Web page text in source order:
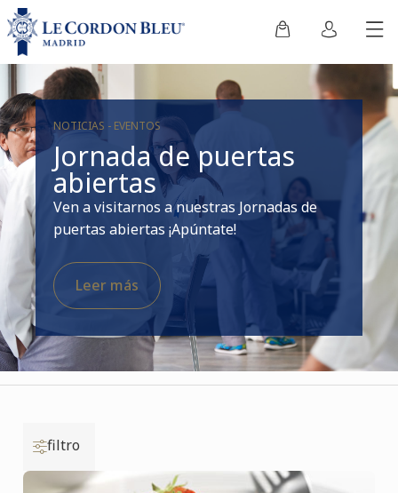
NOTICIAS - EVENTOS
Jornada de puertas
abiertas
Ven a visitarnos a nuestras Jornadas de
puertas abiertas ¡Apúntate!
Leer más
filtro